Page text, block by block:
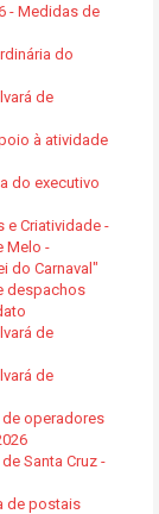
- Medidas de
do
de
à atividade
do executivo
e Criatividade -
Melo -
do Carnaval"
despachos
de
de
de operadores
Santa Cruz -
de postais